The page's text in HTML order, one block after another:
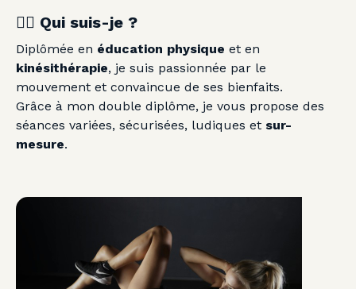
👩‍⚕️ Qui suis-je ?
Diplômée en éducation physique et en
kinésithérapie, je suis passionnée par le
mouvement et convaincue de ses bienfaits.
Grâce à mon double diplôme, je vous propose des
séances variées, sécurisées, ludiques et sur-
mesure.